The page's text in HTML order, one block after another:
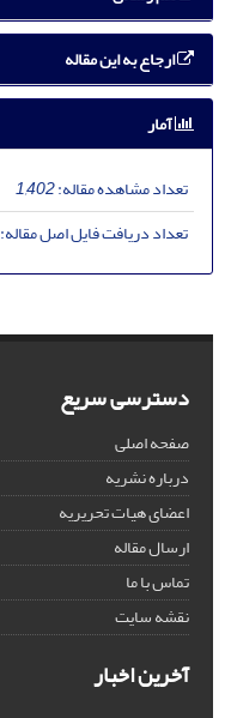
ارجاع به این مقاله
آمار
تعداد مشاهده مقاله:1,402
تعداد دریافت فایل اصل مقاله:
دسترسی سریع
صفحه اصلی
درباره نشریه
اعضای هیات تحریریه
ارسال مقاله
تماس با ما
نقشه سایت
آخرین اخبار